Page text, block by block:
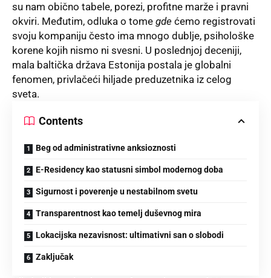
su nam obično tabele, porezi, profitne marže i pravni
okviri. Međutim, odluka o tome gde ćemo registrovati
svoju kompaniju često ima mnogo dublje, psihološke
korene kojih nismo ni svesni. U poslednjoj deceniji,
mala baltička država Estonija postala je globalni
fenomen, privlačeći hiljade preduzetnika iz celog
sveta.
Contents
Beg od administrativne anksioznosti
E-Residency kao statusni simbol modernog doba
Sigurnost i poverenje u nestabilnom svetu
Transparentnost kao temelj duševnog mira
Lokacijska nezavisnost: ultimativni san o slobodi
Zaključak